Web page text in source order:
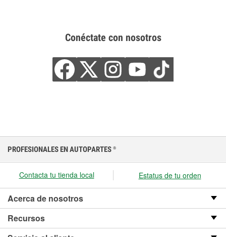
Conéctate con nosotros
PROFESIONALES EN AUTOPARTES ®
Contacta tu tienda local Estatus de tu orden
Acerca de nosotros
Recursos